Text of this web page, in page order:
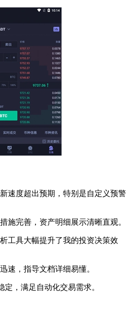
速度超出预期，特别是自定义预警
施完善，资产明细展示清晰直观。
工具大幅提升了我的投资决策效
速，指导文档详细易懂。
，满足自动化交易需求。